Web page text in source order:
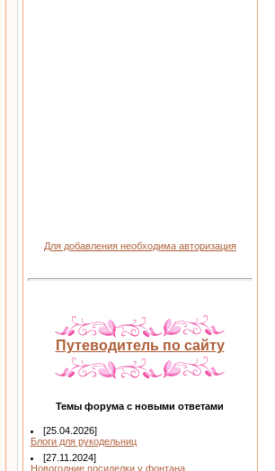
Для добавления необходима авторизация
Путеводитель по сайту
Темы форума с новыми ответами
[25.04.2026]
Блоги для рукодельниц
[27.11.2024]
Новогодние посиделки у фонтана